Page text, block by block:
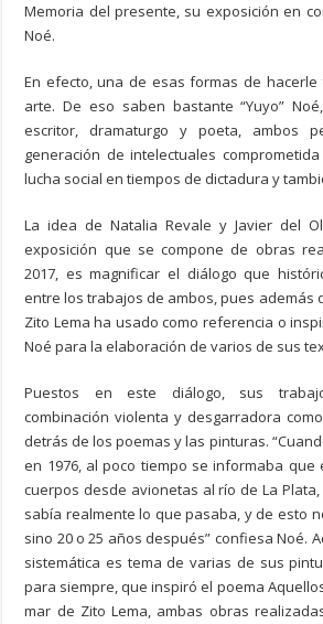
Memoria del presente, su exposición en
Noé.
En efecto, una de esas formas de
arte. De eso saben bastante “Yuyo”
escritor, dramaturgo y poeta, ambos
generación de intelectuales
lucha social en tiempos de dictadura y
La idea de Natalia Revale y Javier del
exposición que se compone de obras
2017, es magnificar el diálogo que
entre los trabajos de ambos, pues además
Zito Lema ha usado como referencia o
Noé para la elaboración de varios de sus
Puestos en este diálogo, sus
combinación violenta y desgarradora
detrás de los poemas y las pinturas.
en 1976, al poco tiempo se informaba
cuerpos desde avionetas al río de La
sabía realmente lo que pasaba, y de esto
sino 20 o 25 años después” confiesa Noé.
sistemática es tema de varias de sus
para siempre, que inspiró el poema
mar de Zito Lema, ambas obras